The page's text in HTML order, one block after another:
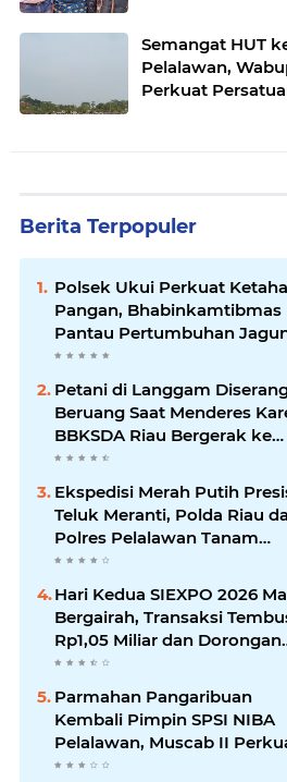
Semangat HUT
Pelalawan,
Perkuat
Berita Terpopuler
Polsek Ukui Perkuat
Pangan, Bhabinkamtibmas
Pantau Pertumbuhan
Petani di Desa Air Hitam
Petani di Langgam
Beruang Saat Menderes
BBKSDA Riau Bergerak ke
Lokasi
Ekspedisi Merah Putih
Teluk Meranti, Polda Riau
Polres Pelalawan Tanam
Mangrove Demi Negeri
Hari Kedua SIEXPO 2026
Bergairah, Transaksi
Rp1,05 Miliar dan Dorongan
Palm Oil Institute Menguat
Parmahan Pangaribuan
Kembali Pimpin SPSI NIBA
Pelalawan, Muscab II
Soliditas Buruh